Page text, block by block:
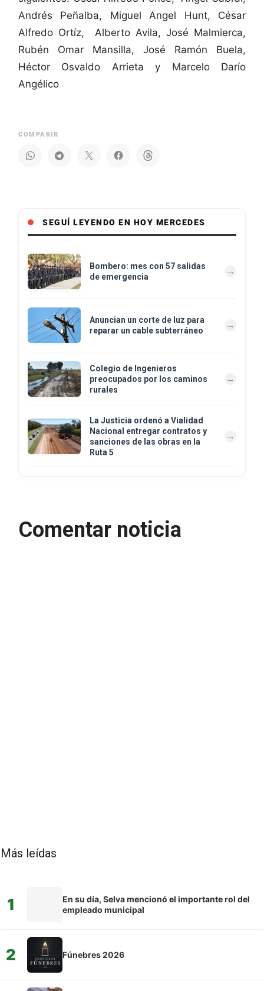
Andrés Peñalba, Miguel Angel Hunt, César
Alfredo Ortíz, Alberto Avila, José Malmierca,
Rubén Omar Mansilla, José Ramón Buela,
Héctor Osvaldo Arrieta y Marcelo Darío
Angélico
COMPARIR
SEGUÍ LEYENDO EN HOY MERCEDES
Bombero: mes con 57 salidas
de emergencia
Anuncian un corte de luz para
reparar un cable subterráneo
Colegio de Ingenieros
preocupados por los caminos
rurales
La Justicia ordenó a Vialidad
Nacional entregar contratos y
sanciones de las obras en la
Ruta 5
Comentar noticia
Más leídas
1
En su día, Selva mencionó el importante rol del
empleado municipal
2 Fúnebres 2026